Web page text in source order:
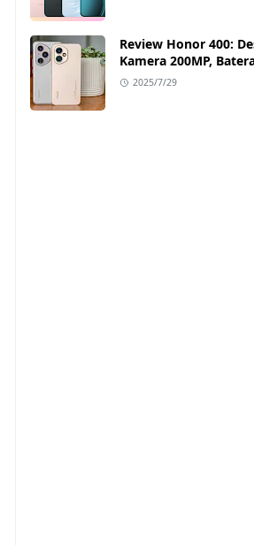
Review Honor 400:
Kamera 200MP,
Google Full Akses
2025/7/29